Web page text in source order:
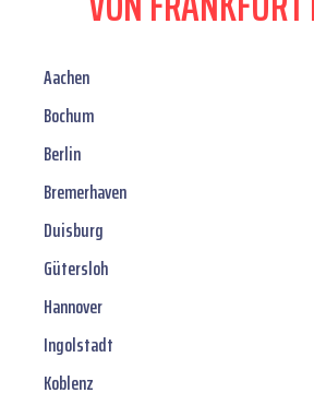
Aachen
Bochum
Berlin
Bremerhaven
Duisburg
Gütersloh
Hannover
Ingolstadt
Koblenz